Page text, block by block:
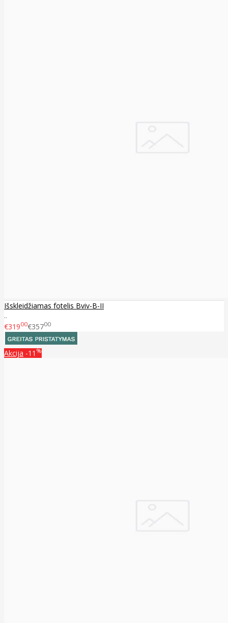
Išskleidžiamas fotelis Bviv-B-II
..
€31900€35700
Akcija -11 %